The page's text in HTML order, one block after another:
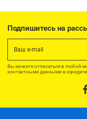
Подпишитесь на
Вы можете отписаться в любой
контактными данными в